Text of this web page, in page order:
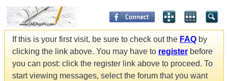
If this is your first visit, be sure to check out the FAQ by
clicking the link above. You may have to register before
you can post: click the register link above to proceed. To
start viewing messages, select the forum that you want